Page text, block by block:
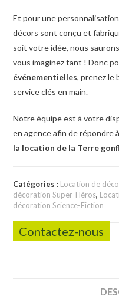
Et pour une
décors sont conçu et
soit votre idée, nous
vous imaginez tant ! Donc
événementielles, prenez le
service clés en main.
Notre équipe est à votre
en agence afin de
la location de la Terre
Catégories : Location de
décoration Super-Héros,
décoration Science-Fiction
Contactez-nous